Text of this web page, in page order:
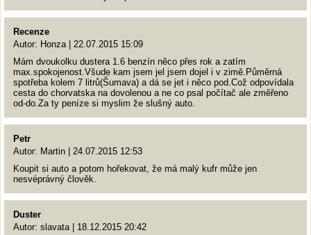
Recenze
Autor: Honza | 22.07.2015 15:09
Mám dvoukolku dustera 1.6 benzín něco přes rok a zatím
max.spokojenost.Všude kam jsem jel jsem dojel i v zimě.Půměrná
spotřeba kolem 7 litrů(Šumava) a dá se jet i něco pod.Což odpovídala
cesta do chorvatska na dovolenou a ne co psal počítač ale změřeno
od-do.Za ty peníze si myslim že slušný auto.
Petr
Autor: Martin | 24.07.2015 12:53
Koupit si auto a potom hořekovat, že má malý kufr může jen
nesvéprávný člověk.
Duster
Autor: slavata | 18.12.2015 20:42